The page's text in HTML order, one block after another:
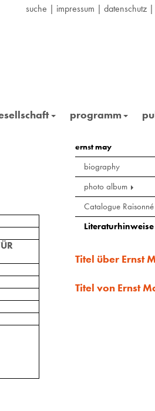
suche | impressum | datenschutz |
programm
ernst may
biography
photo album
Catalogue Raisonné
Literaturhinweise
Titel über Ernst
Titel von Ernst